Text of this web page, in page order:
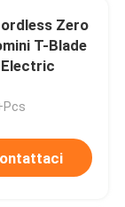
Zero
T-Blade